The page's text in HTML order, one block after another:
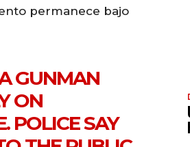
permanece bajo
GUNMAN
ON
POLICE SAY